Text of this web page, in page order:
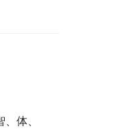
体、